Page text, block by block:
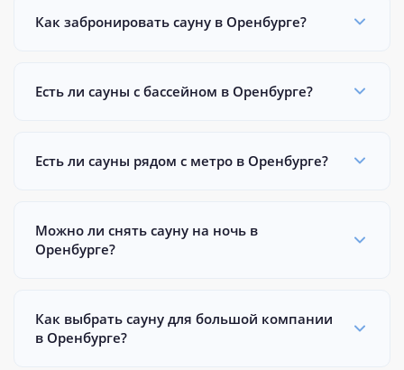
Как забронировать сауну в Оренбурге?
Есть ли сауны с бассейном в Оренбурге?
Есть ли сауны рядом с метро в Оренбурге?
Можно ли снять сауну на ночь в
Оренбурге?
Как выбрать сауну для большой компании
в Оренбурге?